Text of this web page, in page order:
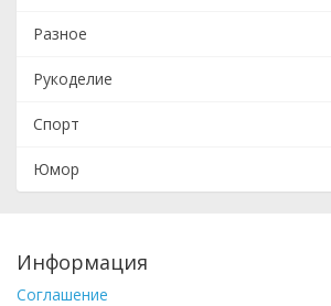
Разное
Рукоделие
Спорт
Юмор
Информация
Соглашение